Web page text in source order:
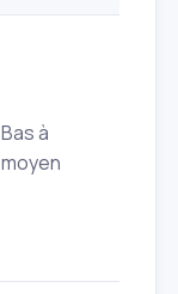
Bas à
moyen